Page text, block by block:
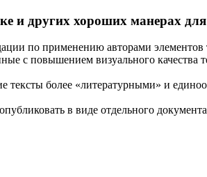
и других хороших манерах
по применению авторами
с повышением визуального качества
тексты более «литературными» и
в виде отдельного